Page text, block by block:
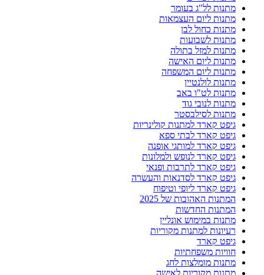
מתנות לל"ג בעומר
מתנות ליום העצמאות
מתנות כחול לבן
מתנות לשבועות
מתנות למזל בתולה
מתנות ליום האישה
מתנות ליום המשפחה
מתנות לולנטיין
מתנות לט"ו באב
מתנות לנובי גוד
מתנות לסילבסטר
גיפט קארד למתנות קולינריות
גיפט קארד לבתי ספא
גיפט קארד למותגי אופנה
גיפט קארד לנופש ולמלונות
גיפט קארד לתרבות ופנאי
גיפט קארד לסדנאות והעשרה
גיפט קארד ליופי וטיפוח
המתנות האהובות של 2025
המתנות החדשות
מתנות במימוש אונליין
רעיונות למתנות מקוריות
גיפט קארד
חוויות משפחתיות
מתנות מומלצות לחג
מתנות מקוריות לאישה